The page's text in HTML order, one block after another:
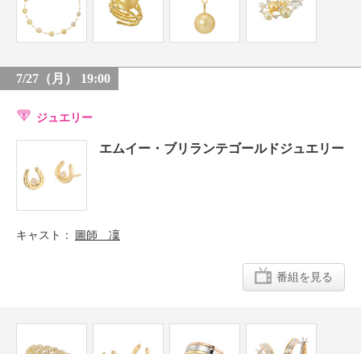
7/27（月） 19:00
ジュエリー
エムイー・ブリランテゴールドジュエリー
キャスト 圖師 凜
番組を見る